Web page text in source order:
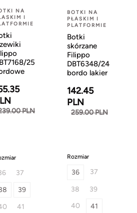
NA
I
25
PLN
37
39
41
BOTKI NA
PŁASKIM I
PLATFORMIE
Botki
skórzane
Filippo
DBT6348/24
bordo lakier
142.45
PLN
259.00 PLN
Rozmiar
36 37
38
39
40
41